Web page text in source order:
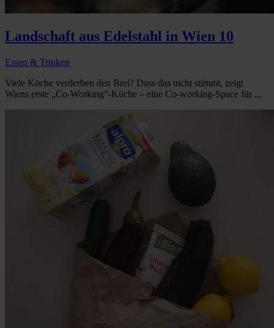
Landschaft aus Edelstahl in Wien 10
Essen & Trinken
Viele Köche verderben den Brei? Dass das nicht stimmt, zeigt
Wiens erste „Co-Working“-Küche – eine Co-working-Space für ...